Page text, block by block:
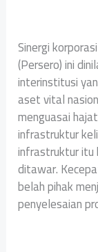
Sinergi
(Persero) ini
interinstitusi
aset vital
menguasai
infrastruktur
infrastruktur
ditawar.
belah pihak
penyelesaian